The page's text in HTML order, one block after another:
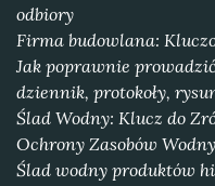
odbiory
Firma budowlana:
Jak poprawnie
dziennik, protokoły,
Ślad Wodny: Klucz do
Ochrony Zasobów
Ślad wodny produktów